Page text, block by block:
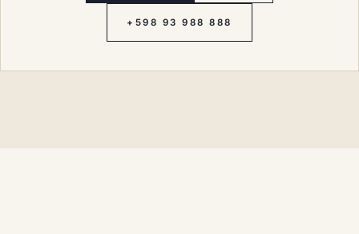
+598 93 988 888